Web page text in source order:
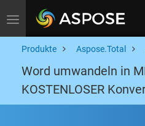
Toggle navigation
Produkte Aspose.Total
Word umwandeln in
KOSTENLOSER